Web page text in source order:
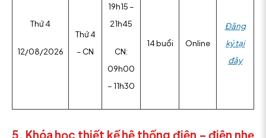
Thứ 4
12/08/2026
Thứ 4
– CN
19h15 –
21h45
CN:
09h00
– 11h30
14 buổi Online
Đăng
ký tại
đây
5. Khóa học thiết kế hệ thống điện – điện nhẹ